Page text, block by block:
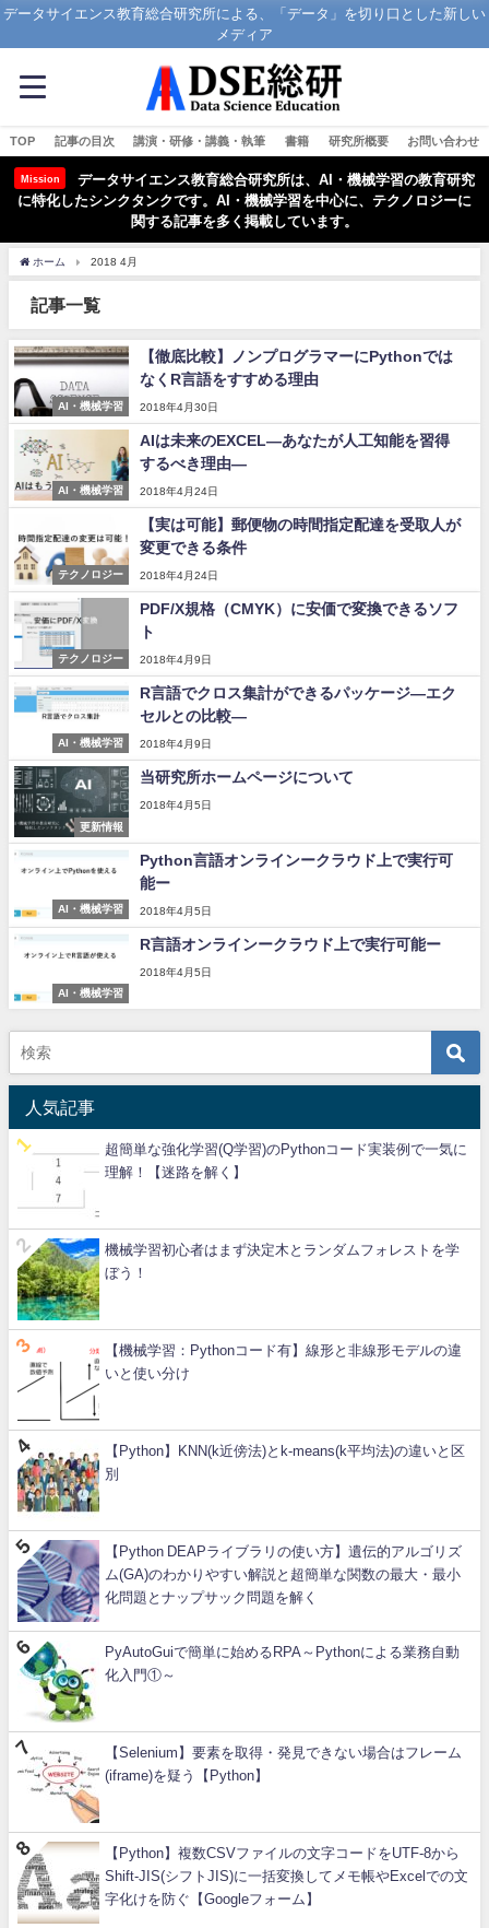
データサイエンス教育総合研究所による、「データ」を切り口とした新しい
メディア
TOP 記事の目次 講演・研修・講義・執筆 書籍 研究所概要 お問い合わせ
Mission
データサイエンス教育総合研究所は、AI・機械学習の教育研究
に特化したシンクタンクです。AI・機械学習を中心に、テクノロジーに
関する記事を多く掲載しています。
ホーム 2018 4月
記事一覧
AI・機械学習
【徹底比較】ノンプログラマーにPythonでは
なくR言語をすすめる理由
2018年4月30日
AI・機械学習
AIは未来のEXCEL―あなたが人工知能を習得
するべき理由―
2018年4月24日
テクノロジー
【実は可能】郵便物の時間指定配達を受取人が
変更できる条件
2018年4月24日
テクノロジー
PDF/X規格（CMYK）に安価で変換できるソフ
ト
2018年4月9日
AI・機械学習
R言語でクロス集計ができるパッケージ―エク
セルとの比較―
2018年4月9日
更新情報
当研究所ホームページについて
2018年4月5日
AI・機械学習
Python言語オンラインークラウド上で実行可
能ー
2018年4月5日
AI・機械学習
R言語オンラインークラウド上で実行可能ー
2018年4月5日
人気記事
超簡単な強化学習(Q学習)のPythonコード実装例で一気に
理解！【迷路を解く】
機械学習初心者はまず決定木とランダムフォレストを学
ぼう！
【機械学習：Pythonコード有】線形と非線形モデルの違
いと使い分け
【Python】KNN(k近傍法)とk-means(k平均法)の違いと区
別
【Python DEAPライブラリの使い方】遺伝的アルゴリズ
ム(GA)のわかりやすい解説と超簡単な関数の最大・最小
化問題とナップサック問題を解く
PyAutoGuiで簡単に始めるRPA～Pythonによる業務自動
化入門①～
【Selenium】要素を取得・発見できない場合はフレーム
(iframe)を疑う【Python】
【Python】複数CSVファイルの文字コードをUTF-8から
Shift-JIS(シフトJIS)に一括変換してメモ帳やExcelでの文
字化けを防ぐ【Googleフォーム】